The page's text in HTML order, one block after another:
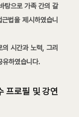
탕으로 가족 간의 갈
법을 제시하였습니
시간과 노력, 그리
유하였습니다.
프로필 및 강연